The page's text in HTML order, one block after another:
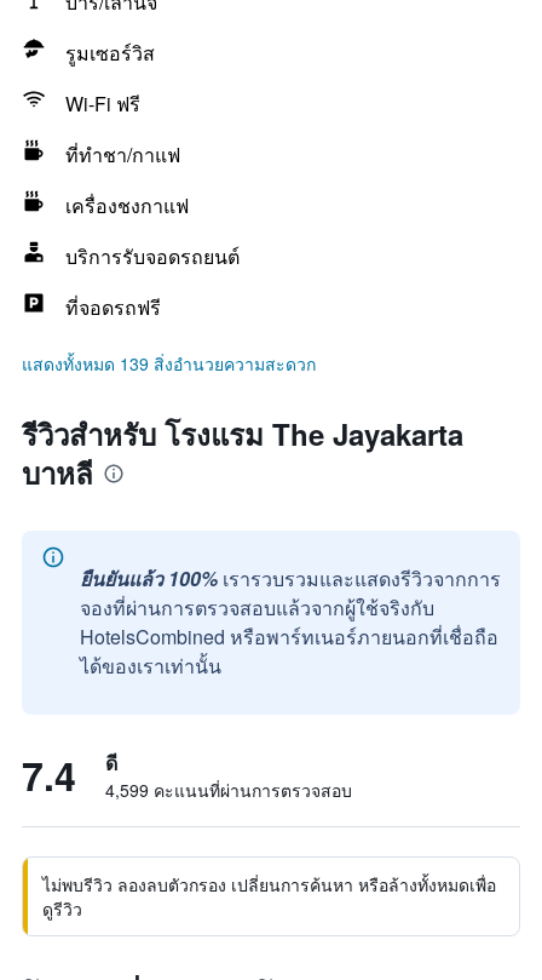
รูมเซอร์วิส
Wi-Fi ฟรี
ที่ทำชา/กาแฟ
เครื่องชงกาแฟ
บริการรับจอดรถยนต์
ที่จอดรถฟรี
แสดงทั้งหมด 139 สิ่งอำนวยความสะดวก
รีวิวสำหรับ โรงแรม The Jayakarta
บาหลี
ยืนยันแล้ว 100% เรารวบรวมและแสดงรีวิวจากการ
จองที่ผ่านการตรวจสอบแล้วจากผู้ใช้จริงกับ
HotelsCombined หรือพาร์ทเนอร์ภายนอกที่เชื่อถือ
ได้ของเราเท่านั้น
7.4 ดี
4,599 คะแนนที่ผ่านการตรวจสอบ
ไม่พบรีวิว ลองลบตัวกรอง เปลี่ยนการค้นหา หรือล้างทั้งหมดเพื่อ
ดูรีวิว